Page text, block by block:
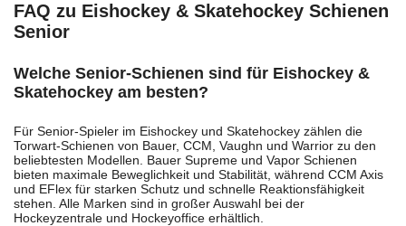
FAQ zu Eishockey & Skatehockey Schienen
Senior
Welche Senior-Schienen sind für Eishockey &
Skatehockey am besten?
Für Senior-Spieler im Eishockey und Skatehockey zählen die
Torwart-Schienen von Bauer, CCM, Vaughn und Warrior zu den
beliebtesten Modellen. Bauer Supreme und Vapor Schienen
bieten maximale Beweglichkeit und Stabilität, während CCM Axis
und EFlex für starken Schutz und schnelle Reaktionsfähigkeit
stehen. Alle Marken sind in großer Auswahl bei der
Hockeyzentrale und Hockeyoffice erhältlich.